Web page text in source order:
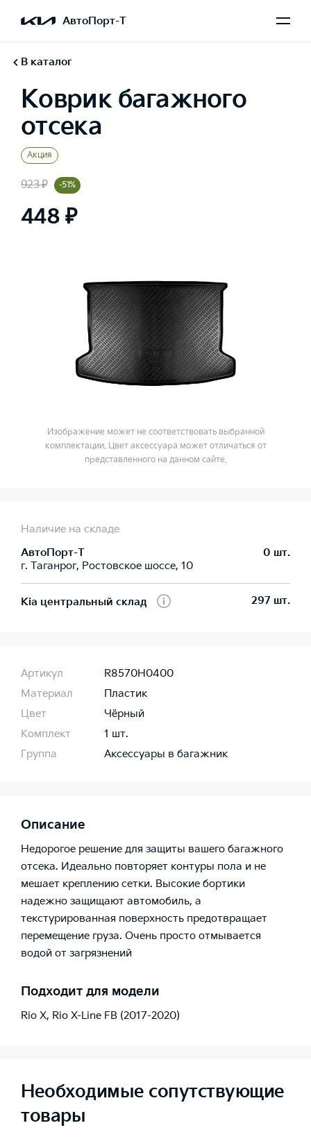
АвтоПорт-Т
В каталог
Коврик багажного
отсека
Акция
923 ₽ -51%
448 ₽
Изображение может не соответствовать выбранной
комплектации. Цвет аксессуара может отличаться от
представленного на данном сайте.
Наличие на складе
АвтоПорт-Т
г. Таганрог, Ростовское шоссе, 10
0 шт.
Kia центральный склад 297 шт.
Артикул
R8570H0400
Материал
Пластик
Цвет
Чёрный
Комплект
1 шт.
Группа
Аксессуары в багажник
Описание
Недорогое решение для защиты вашего багажного
отсека. Идеально повторяет контуры пола и не
мешает креплению сетки. Высокие бортики
надежно защищают автомобиль, а
текстурированная поверхность предотвращает
перемещение груза. Очень просто отмывается
водой от загрязнений
Подходит для модели
Rio X, Rio X-Line FB (2017-2020)
Необходимые сопутствующие
товары